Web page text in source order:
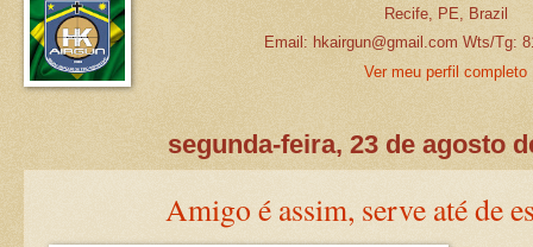
Recife, PE, Brazil
Email: hkairgun@gmail.com Wts/Tg:
Ver meu perfil completo
segunda-feira, 23 de agosto
Amigo é assim, serve até de